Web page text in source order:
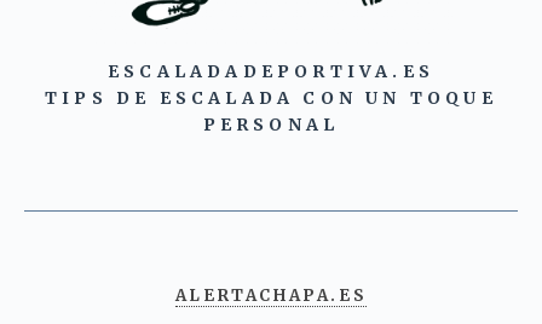
ESCALADADEPORTIVA.ES
TIPS DE ESCALADA CON UN TOQUE
PERSONAL
ALERTACHAPA.ES